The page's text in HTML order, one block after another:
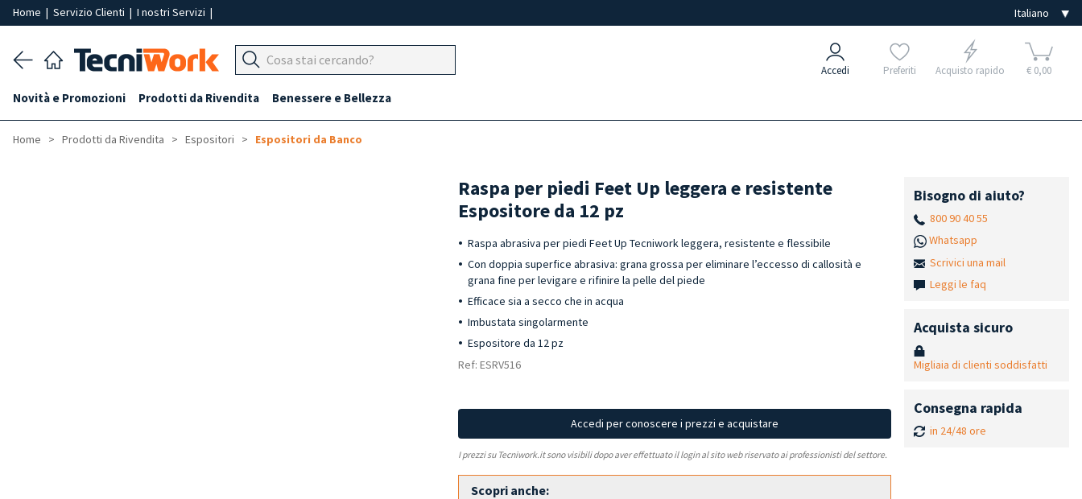
Home | Servizio Clienti | I nostri Servizi |
Accedi Preferiti Acquisto rapido € 0,00
Novità e Promozioni Prodotti da Rivendita Benessere e Bellezza
Home Prodotti da Rivendita Espositori Espositori da Banco
Raspa per piedi Feet Up leggera e resistente
Espositore da 12 pz
Raspa abrasiva per piedi Feet Up Tecniwork leggera, resistente e flessibile
Con doppia superfice abrasiva: grana grossa per eliminare l’eccesso di callosità e
grana fine per levigare e rifinire la pelle del piede
Efficace sia a secco che in acqua
Imbustata singolarmente
Espositore da 12 pz
Ref: ESRV516
Accedi per conoscere i prezzi e acquistare
I prezzi su Tecniwork.it sono visibili dopo aver effettuato il login al sito web riservato ai professionisti del settore.
Scopri anche:
Bisogno di aiuto?
800 90 40 55
Whatsapp
Scrivici una mail
Leggi le faq
Acquista sicuro
Migliaia di clienti soddisfatti
Consegna rapida
in 24/48 ore